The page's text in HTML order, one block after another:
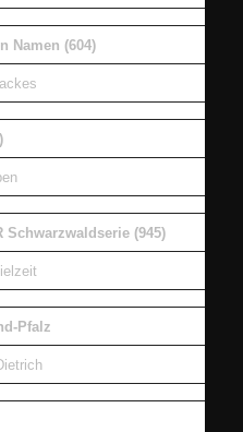
Namen (604)
Schwarzwaldserie (945)
Pfalz